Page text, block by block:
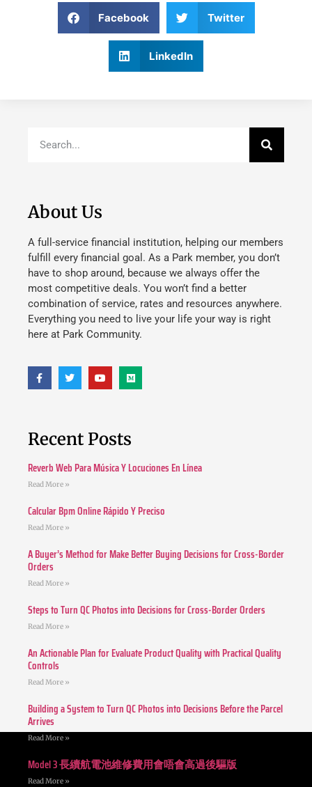
Facebook Twitter
LinkedIn
About Us
A full-service financial institution, helping our members
fulfill every financial goal. As a Park member, you don’t
have to shop around, because we always offer the
most competitive deals. You won’t find a better
combination of service, rates and resources anywhere.
Everything you need to live your life your way is right
here at Park Community.
Recent Posts
Reverb Web Para Música Y Locuciones En Línea
Read More »
Calcular Bpm Online Rápido Y Preciso
Read More »
A Buyer’s Method for Make Better Buying Decisions for Cross-Border
Orders
Read More »
Steps to Turn QC Photos into Decisions for Cross-Border Orders
Read More »
An Actionable Plan for Evaluate Product Quality with Practical Quality
Controls
Read More »
Building a System to Turn QC Photos into Decisions Before the Parcel
Arrives
Read More »
Model 3 長續航電池維修費用會唔會高過後驅版
Read More »